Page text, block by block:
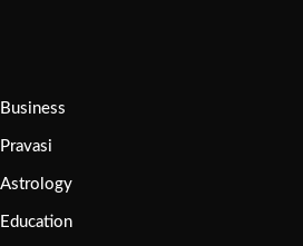
Business
Pravasi
Astrology
Education